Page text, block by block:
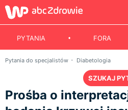
PYTANIA FORA
Pytania do specjalistów Diabetologia
SZUKAJ
Prośba o